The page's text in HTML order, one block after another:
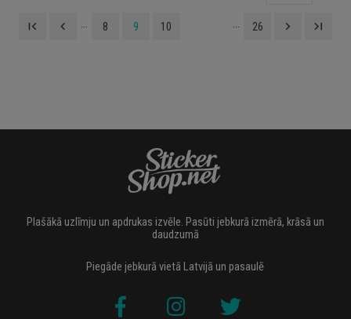
first_page navigate_before 8 9 10 26 navigate_next last_page
Plašākā uzlīmju un apdrukas izvēle. Pasūti jebkurā izmērā, krāsā un
daudzumā
Piegāde jebkurā vietā Latvijā un pasaulē